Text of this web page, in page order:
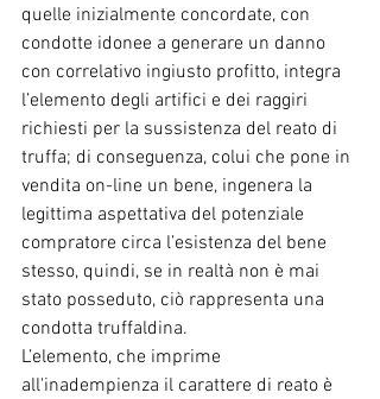
quelle inizialmente concordate, con
condotte idonee a generare un danno
con correlativo ingiusto profitto, integra
l’elemento degli artifici e dei raggiri
richiesti per la sussistenza del reato di
truffa; di conseguenza, colui che pone in
vendita on-line un bene, ingenera la
legittima aspettativa del potenziale
compratore circa l’esistenza del bene
stesso, quindi, se in realtà non è mai
stato posseduto, ciò rappresenta una
condotta truffaldina.
L’elemento, che imprime
all'inadempienza il carattere di reato è